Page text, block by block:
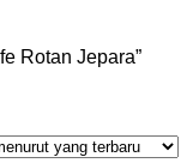
Rotan Jepara”